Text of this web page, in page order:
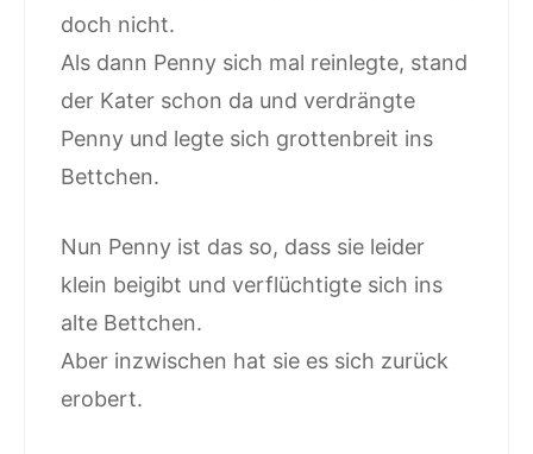
doch nicht.
Als dann Penny sich mal reinlegte, stand
der Kater schon da und verdrängte
Penny und legte sich grottenbreit ins
Bettchen.
Nun Penny ist das so, dass sie leider
klein beigibt und verflüchtigte sich ins
alte Bettchen.
Aber inzwischen hat sie es sich zurück
erobert.